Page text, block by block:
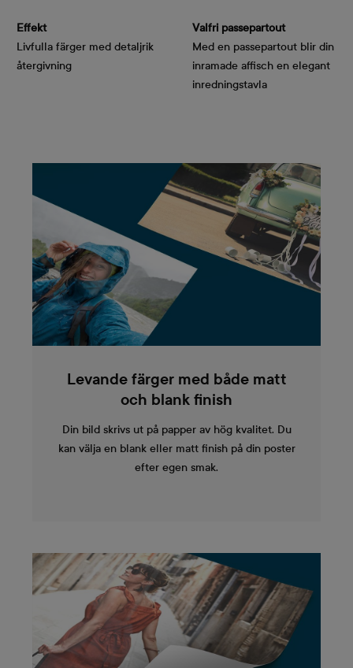
Effekt
Livfulla färger med detaljrik
återgivning
Valfri passepartout
Med en passepartout blir din
inramade affisch en elegant
inredningstavla
Levande färger med både matt
och blank finish
Din bild skrivs ut på papper av hög kvalitet. Du
kan välja en blank eller matt finish på din poster
efter egen smak.